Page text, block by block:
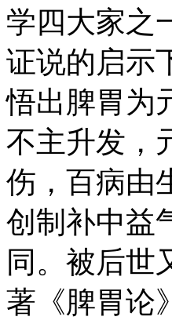
学四大家之
证说的启示
悟出脾胃为
不主升发，
伤，百病由
创制补中益
同。被后世
著《脾胃论